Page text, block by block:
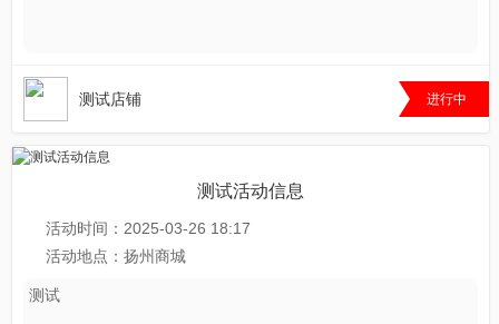
进行中
测试店铺 87
测试活动信息
活动时间：2025-03-26 18:17
活动地点：扬州商城
测试